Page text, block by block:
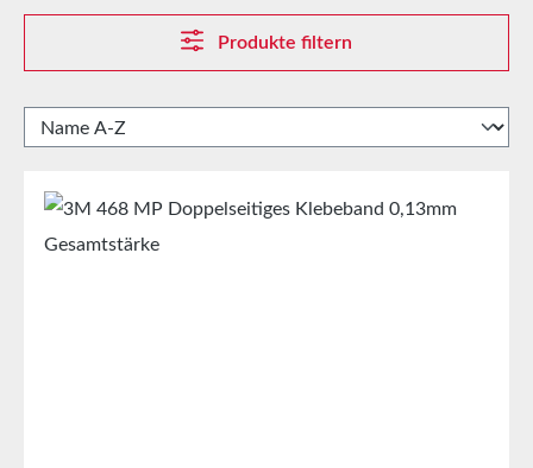
Produkte filtern